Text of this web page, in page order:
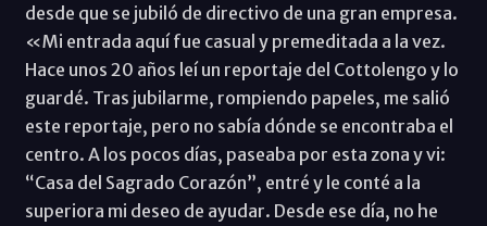
desde que se jubiló de directivo de una gran empresa.
«Mi entrada aquí fue casual y premeditada a la vez.
Hace unos 20 años leí un reportaje del Cottolengo y lo
guardé. Tras jubilarme, rompiendo papeles, me salió
este reportaje, pero no sabía dónde se encontraba el
centro. A los pocos días, paseaba por esta zona y vi:
“Casa del Sagrado Corazón”, entré y le conté a la
superiora mi deseo de ayudar. Desde ese día, no he